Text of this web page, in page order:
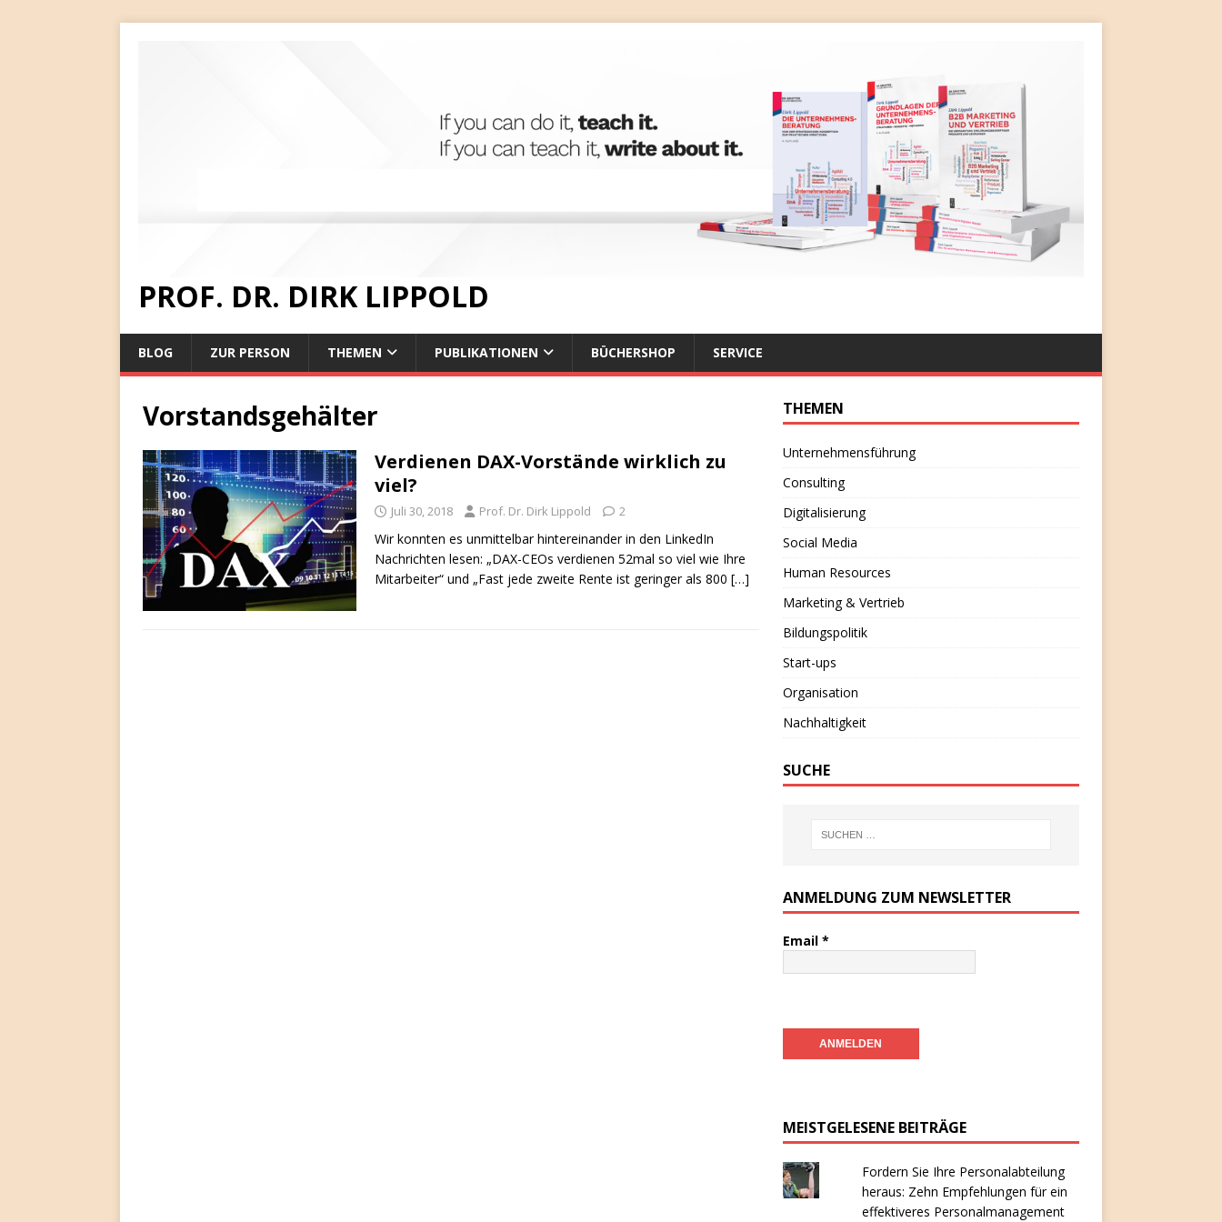
PROF. DR. DIRK LIPPOLD
BLOG ZUR PERSON THEMEN PUBLIKATIONEN BÜCHERSHOP SERVICE
Vorstandsgehälter
Verdienen DAX-Vorstände wirklich zu
viel?
Juli 30, 2018 Prof. Dr. Dirk Lippold 2
Wir konnten es unmittelbar hintereinander in den LinkedIn
Nachrichten lesen: „DAX-CEOs verdienen 52mal so viel wie Ihre
Mitarbeiter“ und „Fast jede zweite Rente ist geringer als 800 […]
THEMEN
Unternehmensführung
Consulting
Digitalisierung
Social Media
Human Resources
Marketing & Vertrieb
Bildungspolitik
Start-ups
Organisation
Nachhaltigkeit
SUCHE
ANMELDUNG ZUM NEWSLETTER
Email *
MEISTGELESENE BEITRÄGE
Fordern Sie Ihre Personalabteilung
heraus: Zehn Empfehlungen für ein
effektiveres Personalmanagement